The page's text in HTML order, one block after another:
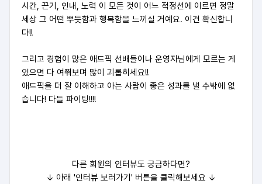
시간, 끈기, 인내, 노력 이 모든 것이 어느 적정선에 이르면 정말
세상 그 어떤 뿌듯함과 행복함을 느끼실 거예요. 이건 확신합니
다!!
그리고 경험이 많은 애드픽 선배들이나 운영자님에게 모르는 게
있으면 다 여쭤보며 많이 괴롭히세요!!
애드픽을 더 잘 이해하고 아는 사람이 좋은 성과를 낼 수밖에 없
습니다! 다들 파이팅!!!!
다른 회원의 인터뷰도 궁금하다면?
↓ 아래 '인터뷰 보러가기' 버튼을 클릭해보세요 ↓